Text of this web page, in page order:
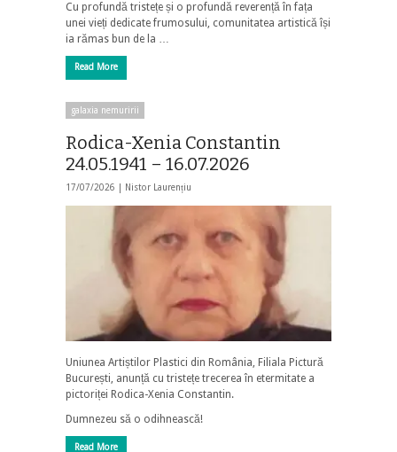
Cu profundă tristețe și o profundă reverență în fața
unei vieți dedicate frumosului, comunitatea artistică își
ia rămas bun de la …
Read More
galaxia nemuririi
Rodica-Xenia Constantin
24.05.1941 – 16.07.2026
17/07/2026 | Nistor Laurențiu
Uniunea Artiștilor Plastici din România, Filiala Pictură
București, anunță cu tristețe trecerea în etermitate a
pictoriței Rodica-Xenia Constantin.
Dumnezeu să o odihnească!
Read More